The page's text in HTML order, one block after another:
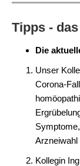
Tipps -
Die
Unser
Corona-
Arzneiwahl
Kollegin